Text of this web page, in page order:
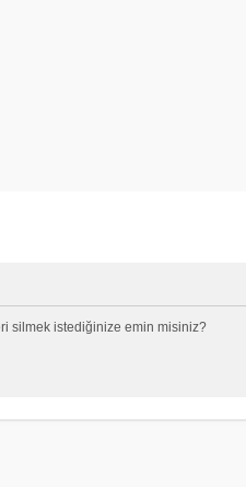
silmek istediğinize emin misiniz?